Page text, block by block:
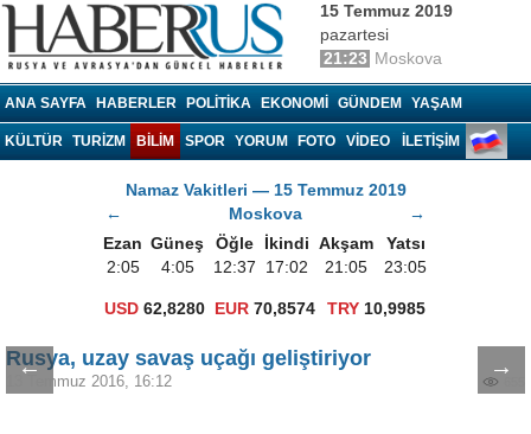
Haberrus.com
15 Temmuz 2019
pazartesi
21:23 Moskova
ANA SAYFA HABERLER POLITIKA EKONOMI GÜNDEM YAŞAM
KÜLTÜR TURIZM BILIM SPOR YORUM FOTO VIDEO İLETİŞİM
Namaz Vakitleri — 15 Temmuz 2019
←
Moskova
→
Ezan Güneş Öğle İkindi Akşam
Yatsı
2:05
4:05 12:37 17:02 21:05 23:05
USD 62,8280 EUR 70,8574 TRY10,9985
← →
Rusya, uzay savaş uçağı geliştiriyor
13 Temmuz 2016, 16:12